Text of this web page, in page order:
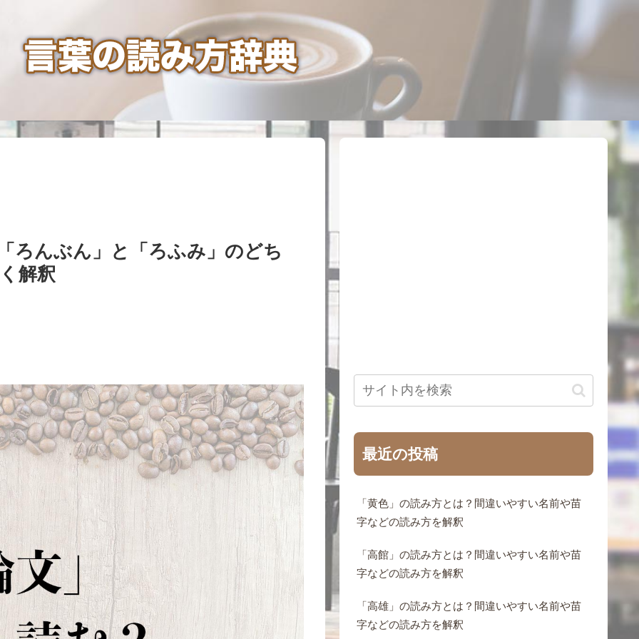
ろんぶん」と「ろふみ」のどち
解釈
最近の投稿
「黄色」の読み方とは？間違いやすい名前や苗
字などの読み方を解釈
「高館」の読み方とは？間違いやすい名前や苗
字などの読み方を解釈
「高雄」の読み方とは？間違いやすい名前や苗
字などの読み方を解釈